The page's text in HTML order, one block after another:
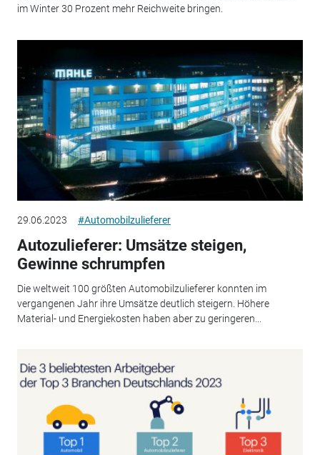
im Winter 30 Prozent mehr Reichweite bringen.
29.06.2023 #Automobilzulieferer
Autozulieferer: Umsätze steigen,
Gewinne schrumpfen
Die weltweit 100 größten Automobilzulieferer konnten im
vergangenen Jahr ihre Umsätze deutlich steigern. Höhere
Material- und Energiekosten haben aber zu geringeren...